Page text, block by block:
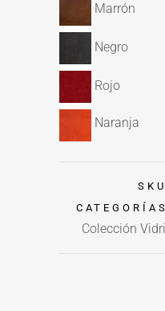
Marrón
Negro
Rojo
Naranja
Colección